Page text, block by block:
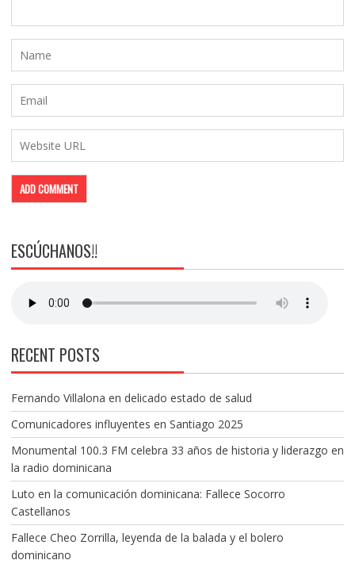
ESCÚCHANOS!!
RECENT POSTS
Fernando Villalona en delicado estado de salud
Comunicadores influyentes en Santiago 2025
Monumental 100.3 FM celebra 33 años de historia y liderazgo en
la radio dominicana
Luto en la comunicación dominicana: Fallece Socorro
Castellanos
Fallece Cheo Zorrilla, leyenda de la balada y el bolero
dominicano